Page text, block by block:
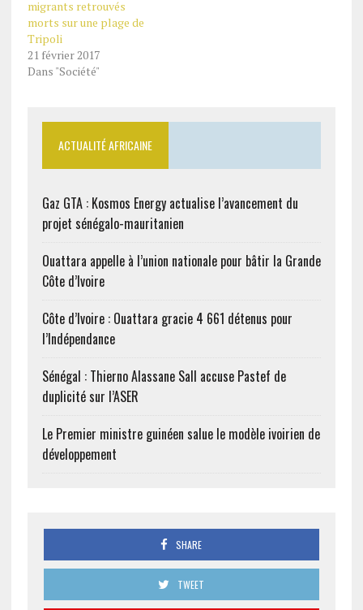
migrants retrouvés
morts sur une plage de
Tripoli
21 février 2017
Dans "Société"
ACTUALITÉ AFRICAINE
Gaz GTA : Kosmos Energy actualise l’avancement du
projet sénégalo-mauritanien
Ouattara appelle à l’union nationale pour bâtir la Grande
Côte d’Ivoire
Côte d’Ivoire : Ouattara gracie 4 661 détenus pour
l’Indépendance
Sénégal : Thierno Alassane Sall accuse Pastef de
duplicité sur l’ASER
Le Premier ministre guinéen salue le modèle ivoirien de
développement
SHARE
TWEET